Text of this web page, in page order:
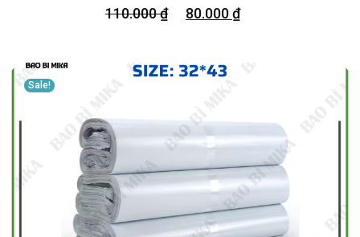
110.000₫ 80.000₫
Sale!